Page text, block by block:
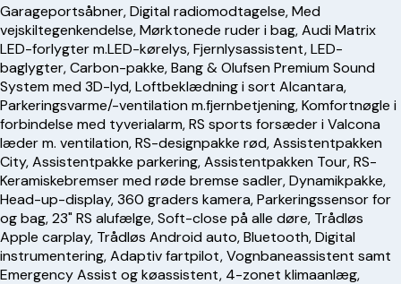
Garageportsåbner, Digital radiomodtagelse, Med
vejskiltegenkendelse, Mørktonede ruder i bag, Audi Matrix
LED-forlygter m.LED-kørelys, Fjernlysassistent, LED-
baglygter, Carbon-pakke, Bang & Olufsen Premium Sound
System med 3D-lyd, Loftbeklædning i sort Alcantara,
Parkeringsvarme/-ventilation m.fjernbetjening, Komfortnøgle i
forbindelse med tyverialarm, RS sports forsæder i Valcona
læder m. ventilation, RS-designpakke rød, Assistentpakken
City, Assistentpakke parkering, Assistentpakken Tour, RS-
Keramiskebremser med røde bremse sadler, Dynamikpakke,
Head-up-display, 360 graders kamera, Parkeringssensor for
og bag, 23" RS alufælge, Soft-close på alle døre, Trådløs
Apple carplay, Trådløs Android auto, Bluetooth, Digital
instrumentering, Adaptiv fartpilot, Vognbaneassistent samt
Emergency Assist og køassistent, 4-zonet klimaanlæg,